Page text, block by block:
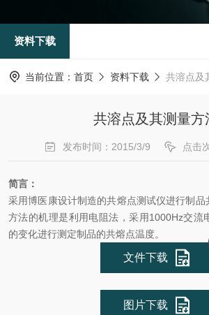
资料下载
当前位置： 首页 资料下载 共溶点及
共溶点及其测量方
发布时间：2015/3/9 点击
简言：
采用博医康设计制造的共熔点测试仪进行制
方法的机理是利用电阻法，采用1000Hz交流
的变化进行测定制品的共熔点温度。
文件下载
图片下载